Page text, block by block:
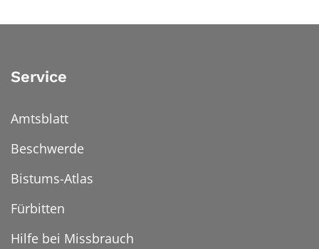
Service
Amtsblatt
Beschwerde
Bistums-Atlas
Fürbitten
Hilfe bei Missbrauch